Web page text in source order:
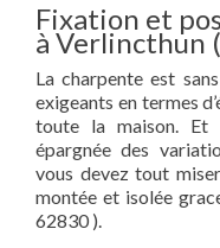
Fixation et
à Verlincthun
La charpente est
exigeants en termes
toute la maison.
épargnée des
vous devez tout
montée et isolée
62830 ).